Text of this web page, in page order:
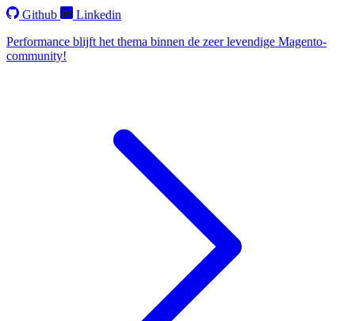
Github
Linkedin
Performance blijft het thema binnen de zeer levendige Magento-
community!